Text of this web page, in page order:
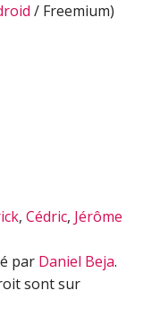
/ Freemium)
, Cédric, Jérôme
par Daniel Beja.
sont sur